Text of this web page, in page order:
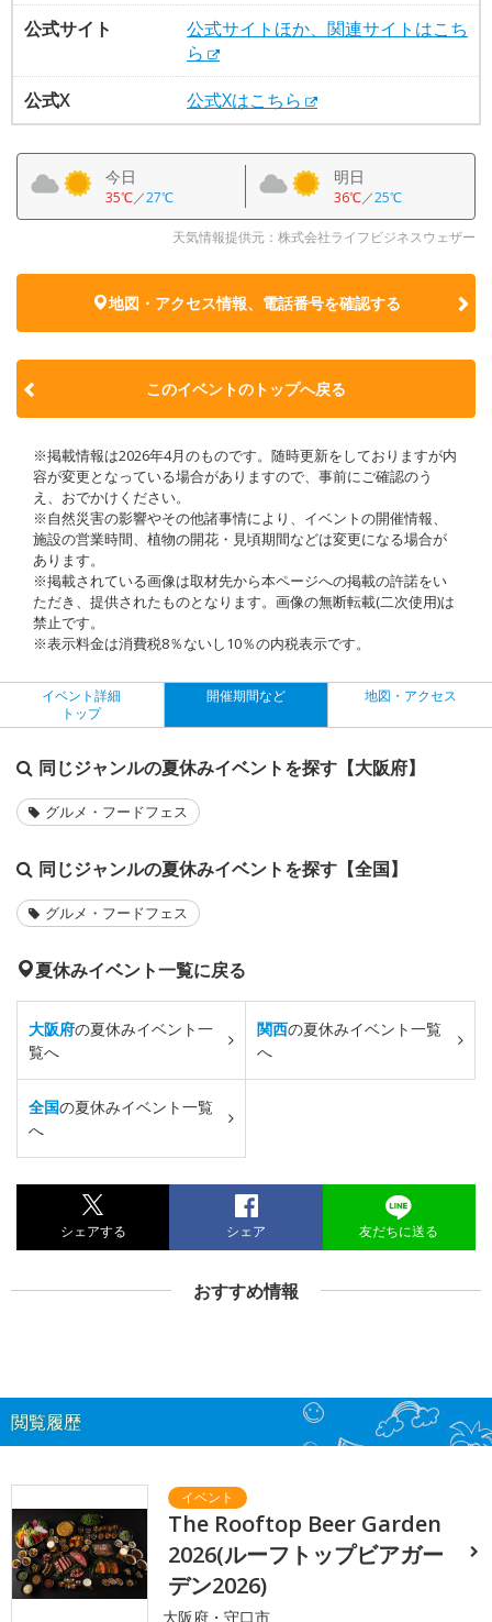
公式サイト
公式サイトほか、関連サイトはこち
ら
公式X
公式Xはこちら
今日
35℃／27℃
明日
36℃／25℃
天気情報提供元：株式会社ライフビジネスウェザー
地図・アクセス情報、電話番号を確認する
このイベントのトップへ戻る
※掲載情報は2026年4月のものです。随時更新をしておりますが内
容が変更となっている場合がありますので、事前にご確認のう
え、おでかけください。
※自然災害の影響やその他諸事情により、イベントの開催情報、
施設の営業時間、植物の開花・見頃期間などは変更になる場合が
あります。
※掲載されている画像は取材先から本ページへの掲載の許諾をい
ただき、提供されたものとなります。画像の無断転載(二次使用)は
禁止です。
※表示料金は消費税8％ないし10％の内税表示です。
イベント詳細
トップ
開催期間など 地図・アクセス
同じジャンルの夏休みイベントを探す【大阪府】
グルメ・フードフェス
同じジャンルの夏休みイベントを探す【全国】
グルメ・フードフェス
夏休みイベント一覧に戻る
大阪府の夏休みイベント一
覧へ
関西の夏休みイベント一覧
へ
全国の夏休みイベント一覧
へ
シェアする シェア 友だちに送る
おすすめ情報
閲覧履歴
The Rooftop Beer Garden
2026(ルーフトップビアガー
デン2026)
大阪府・守口市